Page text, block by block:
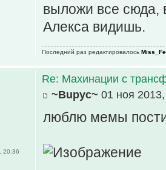
выложи все сюда,
Алекса видишь.
Последний раз редактировалось
Re: Махинации с
~Bupyc~ 01 ноя
люблю мемы
20:36